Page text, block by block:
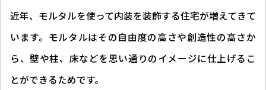
近年、モルタルを使って内装を装飾する住宅が増えてきて
います。モルタルはその自由度の高さや創造性の高さか
ら、壁や柱、床などを思い通りのイメージに仕上げるこ
とができるためです。